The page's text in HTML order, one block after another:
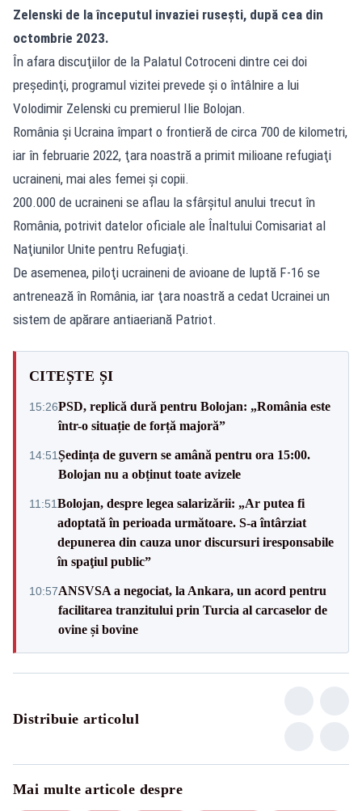
Zelenski de la începutul invaziei ruseşti, după cea din
octombrie 2023.
În afara discuţiilor de la Palatul Cotroceni dintre cei doi
preşedinţi, programul vizitei prevede şi o întâlnire a lui
Volodimir Zelenski cu premierul Ilie Bolojan.
România şi Ucraina împart o frontieră de circa 700 de kilometri,
iar în februarie 2022, ţara noastră a primit milioane refugiaţi
ucraineni, mai ales femei şi copii.
200.000 de ucraineni se aflau la sfârşitul anului trecut în
România, potrivit datelor oficiale ale Înaltului Comisariat al
Naţiunilor Unite pentru Refugiaţi.
De asemenea, piloţi ucraineni de avioane de luptă F-16 se
antrenează în România, iar ţara noastră a cedat Ucrainei un
sistem de apărare antiaeriană Patriot.
CITEȘTE ȘI
15:26PSD, replică dură pentru Bolojan: „România este
într-o situație de forță majoră”
14:51Ședința de guvern se amână pentru ora 15:00.
Bolojan nu a obținut toate avizele
11:51Bolojan, despre legea salarizării: „Ar putea fi
adoptată în perioada următoare. S-a întârziat
depunerea din cauza unor discursuri iresponsabile
în spaţiul public”
10:57ANSVSA a negociat, la Ankara, un acord pentru
facilitarea tranzitului prin Turcia al carcaselor de
ovine și bovine
Distribuie articolul
Mai multe articole despre